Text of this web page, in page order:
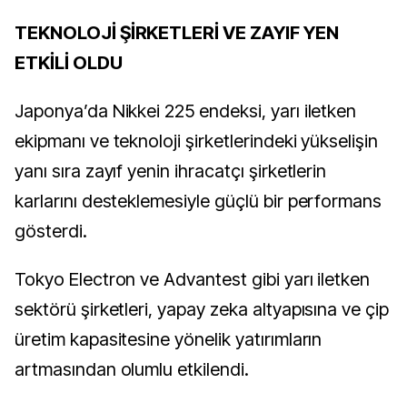
TEKNOLOJİ ŞİRKETLERİ VE ZAYIF YEN
ETKİLİ OLDU
Japonya’da Nikkei 225 endeksi, yarı iletken
ekipmanı ve teknoloji şirketlerindeki yükselişin
yanı sıra zayıf yenin ihracatçı şirketlerin
karlarını desteklemesiyle güçlü bir performans
gösterdi.
Tokyo Electron ve Advantest gibi yarı iletken
sektörü şirketleri, yapay zeka altyapısına ve çip
üretim kapasitesine yönelik yatırımların
artmasından olumlu etkilendi.